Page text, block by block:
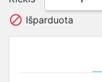
 Išparduota